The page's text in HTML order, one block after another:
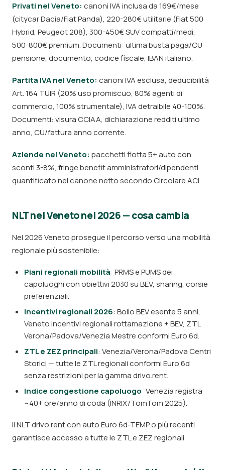
Privati nel Veneto: canoni IVA inclusa da 169€/mese
(citycar Dacia/Fiat Panda), 220-280€ utilitarie (Fiat 500
Hybrid, Peugeot 208), 300-450€ SUV compatti/medi,
500-800€ premium. Documenti: ultima busta paga/CU
pensione, documento, codice fiscale, IBAN italiano.
Partita IVA nel Veneto: canoni IVA esclusa, deducibilità
Art. 164 TUIR (20% uso promiscuo, 80% agenti di
commercio, 100% strumentale), IVA detraibile 40-100%.
Documenti: visura CCIAA, dichiarazione redditi ultimo
anno, CU/fattura anno corrente.
Aziende nel Veneto: pacchetti flotta 5+ auto con
sconti 3-8%, fringe benefit amministratori/dipendenti
quantificato nel canone netto secondo Circolare ACI.
NLT nel Veneto nel 2026 — cosa cambia
Nel 2026 Veneto prosegue il percorso verso una mobilità
regionale più sostenibile:
Piani regionali mobilità: PRMS e PUMS dei
capoluoghi con obiettivi 2030 su BEV, sharing, corsie
preferenziali.
Incentivi regionali 2026: Bollo BEV esente 5 anni,
Veneto incentivi regionali rottamazione + BEV, ZTL
Verona/Padova/Venezia Mestre conformi Euro 6d.
ZTL e ZEZ principali: Venezia/Verona/Padova Centri
Storici — tutte le ZTL regionali conformi Euro 6d
senza restrizioni per la gamma drivo.rent.
Indice congestione capoluogo: Venezia registra
~40+ ore/anno di coda (INRIX/TomTom 2025).
Il NLT drivo.rent con auto Euro 6d-TEMP o più recenti
garantisce accesso a tutte le ZTL e ZEZ regionali.